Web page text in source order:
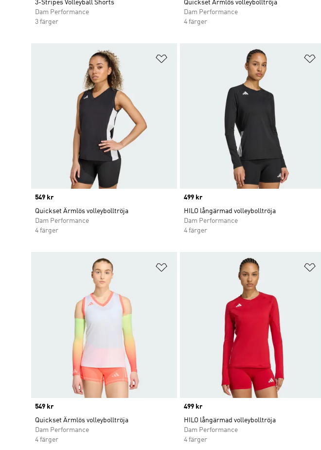
3-Stripes Volleyball Shorts
Dam Performance
3 färger
Quickset Ärmlös volleybolltröja
Dam Performance
4 färger
Lägg till på önskelistan
Price
549 kr
Quickset Ärmlös volleybolltröja
Dam Performance
4 färger
Price
499 kr
HILO långärmad volleybolltröja
Dam Performance
4 färger
Lägg till på önskelistan
Price
549 kr
Quickset Ärmlös volleybolltröja
Dam Performance
4 färger
Price
499 kr
HILO långärmad volleybolltröja
Dam Performance
4 färger